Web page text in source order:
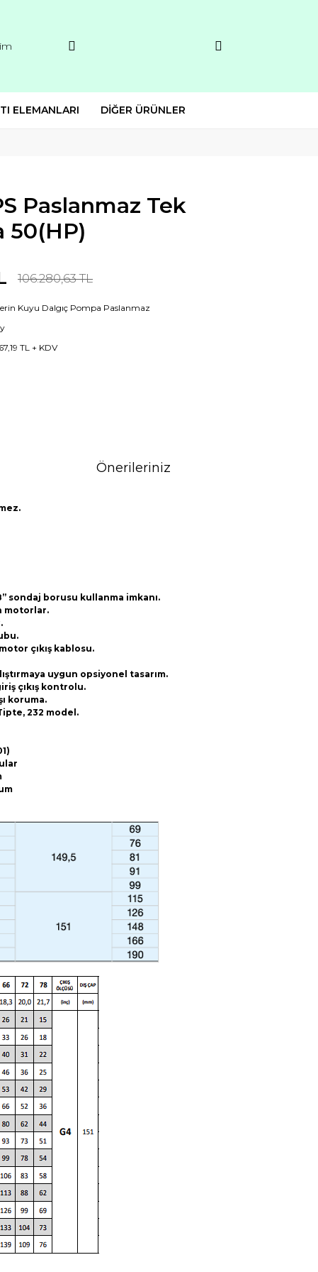
ELEMANLARI DİĞER ÜRÜNLER
Paslanmaz Tek
50(HP)
106.280,63 TL
Kuyu Dalgıç Pompa Paslanmaz
TL + KDV
Önerileriniz
sondaj borusu kullanma imkanı.
motorlar.
çıkış kablosu.
uygun opsiyonel tasarım.
çıkış kontrolu.
koruma.
232 model .